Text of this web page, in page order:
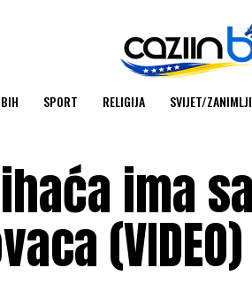
BIH SPORT RELIGIJA SVIJET/
ima
(VIDEO)